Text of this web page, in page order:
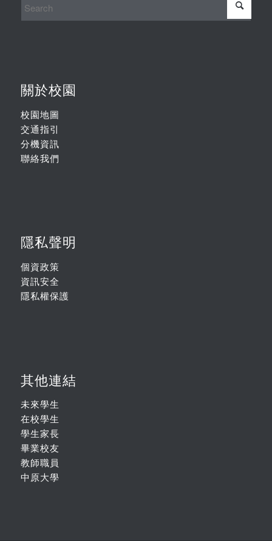
關於校園
校園地圖
交通指引
分機資訊
聯絡我們
隱私聲明
個資政策
資訊安全
隱私權保護
其他連結
未來學生
在校學生
學生家長
畢業校友
教師職員
中原大學